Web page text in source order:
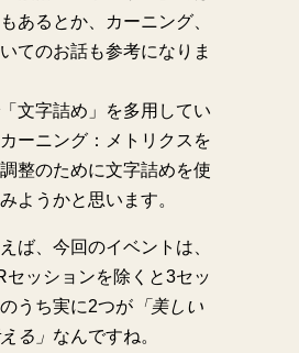
あるとか、カーニング、
てのお話も参考になりま
文字詰め」を多用してい
ーニング：メトリクスを
整のために文字詰めを使
ようかと思います。
ば、今回のイベントは、
セッションを除くと3セッ
うち実に2つが「美しい
る」 なんですね。